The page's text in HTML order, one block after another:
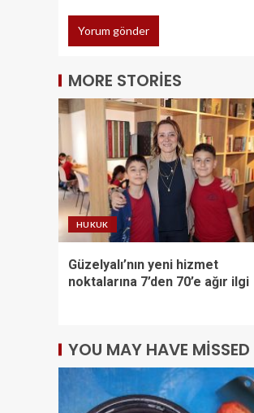
MORE STORIES
HUKUK
Güzelyalı’nın yeni hizmet
noktalarına 7’den 70’e ağır ilgi
YOU MAY HAVE MISSED